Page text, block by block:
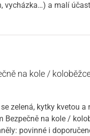
vycházka…) a malí
na kole /
zelená, kytky kvetou
Bezpečně na kole /
povinné i